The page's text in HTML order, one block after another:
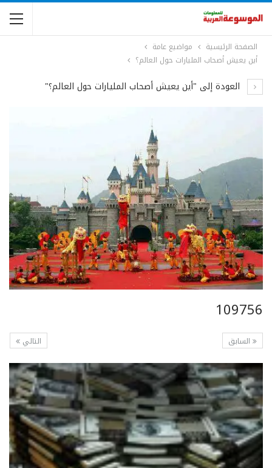
الصفحة الرئيسية
مواضيع عامة
أين يعيش أصحاب المليارات حول العالم؟
العودة إلى "أين يعيش أصحاب المليارات حول العالم؟"
109756
التالي السابق